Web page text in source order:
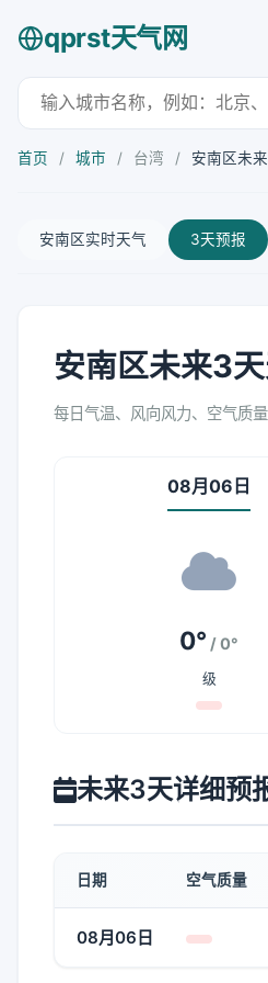
qprst天气网
首页 / 城市 / 台湾 / 安南区未
安南区实时天气 3天预报
安南区未来3
每日气温、风向风力、空气质
08月06日
0° / 0°
级
未来3天详细预
日期 空气质量
08月06日